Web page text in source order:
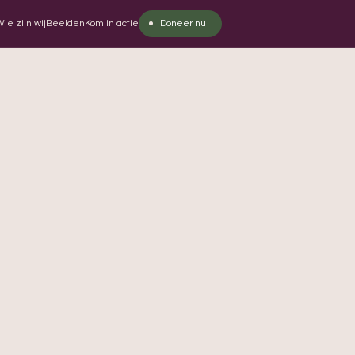
zijn wijBeeldenKom in actie Doneer nu